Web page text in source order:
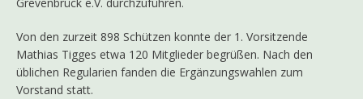
Von den zurzeit 898 Schützen konnte der 1. Vorsitzende
Mathias Tigges etwa 120 Mitglieder begrüßen. Nach den
üblichen Regularien fanden die Ergänzungswahlen zum
Vorstand statt.